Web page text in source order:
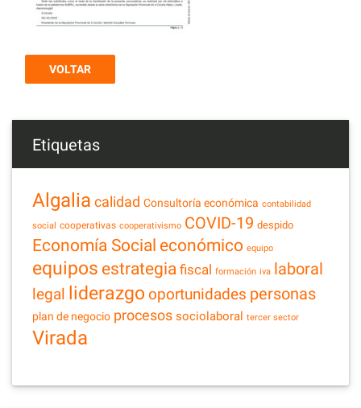
VOLTAR
Etiquetas
Algalia calidad Consultoría económica contabilidad
social cooperativas cooperativismo COVID-19 despido
Economía Social económico equipo
equipos estrategia fiscal formación iva laboral
legal liderazgo oportunidades personas
plan de negocio procesos sociolaboral tercer sector
Virada